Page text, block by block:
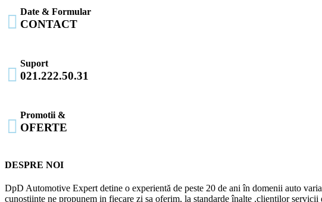
 Date & Formular
CONTACT

Suport
021.222.50.31

Promotii &
OFERTE
DESPRE NOI
DpD Automotive Expert detine o experientă de peste 20 de ani în domenii auto
cunoștiințe ne propunem in fiecare zi sa oferim, la standarde înalte ,clienților